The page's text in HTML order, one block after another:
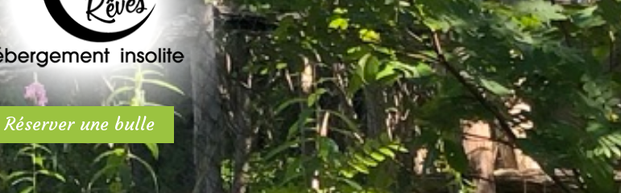
Réserver une bulle